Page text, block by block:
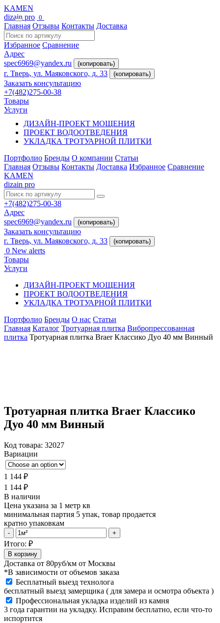
KAMEN
dizain pro 0
Главная Отзывы Контакты Доставка
Избранное Сравнение
Адрес
spec6969@yandex.ru
(копировать)
г. Тверь, ул. Маяковского, д. 33 (копировать)
Заказать консультацию
+7(482)275-00-38
Товары
Услуги
ДИЗАЙН-ПРОЕКТ МОЩЕНИЯ
ПРОЕКТ ВОДООТВЕДЕНИЯ
УКЛАДКА ТРОТУАРНОЙ ПЛИТКИ
Портфолио Бренды О компании Статьи
Главная Отзывы Контакты Доставка Избранное Сравнение
KAMEN
dizain pro
+7(482)275-00-38
Адрес
spec6969@yandex.ru
(копировать)
Заказать консультацию
г. Тверь, ул. Маяковского, д. 33
(копировать)
0 New alerts
Товары
Услуги
ДИЗАЙН-ПРОЕКТ МОЩЕНИЯ
ПРОЕКТ ВОДООТВЕДЕНИЯ
УКЛАДКА ТРОТУАРНОЙ ПЛИТКИ
Портфолио Бренды О нас Статьи
Главная Каталог Тротуарная плитка Вибропрессованная
плитка Тротуарная плитка Braer Классико Дуо 40 мм Винный
Тротуарная плитка Braer Классико
Дуо 40 мм Винный
Код товара: 32027
Вариации
1 144 ₽
1 144 ₽
В наличии
Цена указана за 1 метр кв
минимальная партия 5 упак, товар продается
кратно упаковкам
Тротуарная
плитка
Braer
Классико
Дуо
40
мм
Винный
quantity
- +
Итого: ₽
В корзину
Доставка от 80руб/км от Москвы
*В зависимости от объемов заказа
Бесплатный выезд технолога
бесплатный выезд замерщика ( для замера и осмотра объекта )
Профессиональная укладка изделий из камня
3 года гарантии на укладку. Исправим бесплатно, если что-то
испортится